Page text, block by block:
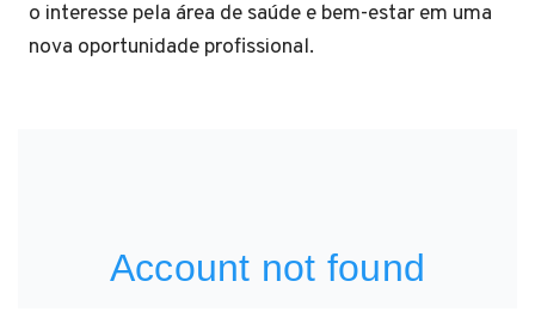
o interesse pela área de saúde e bem-estar em uma
nova oportunidade profissional.